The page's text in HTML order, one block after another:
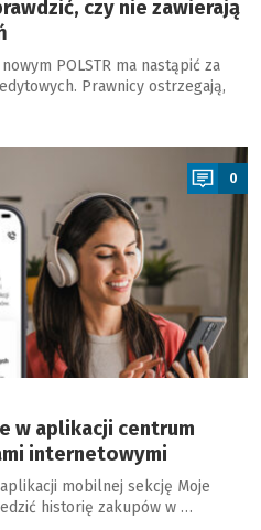
czy nie zawierają
POLSTR ma nastąpić za
Prawnicy ostrzegają,
0
w aplikacji centrum
internetowymi
mobilnej sekcję Moje
historię zakupów w …